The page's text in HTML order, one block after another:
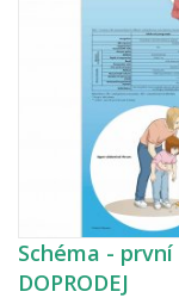
Schéma - první
DOPRODEJ